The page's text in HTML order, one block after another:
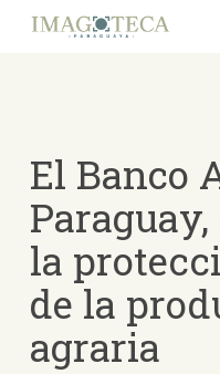
El Banco
la
de la
agraria